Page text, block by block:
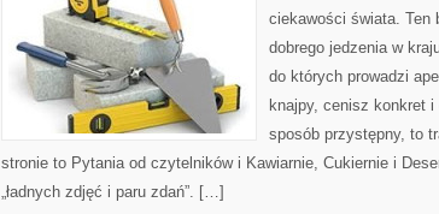
ciekawości świata. Ten
dobrego jedzenia w
do których prowadzi
knajpy, cenisz konkret
sposób przystępny, to
stronie to Pytania od czytelników i Kawiarnie, Cukiernie i
„ładnych zdjęć i paru zdań”. […]